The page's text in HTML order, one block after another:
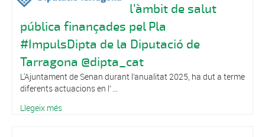
l’àmbit de salut
pública finançades pel Pla
#ImpulsDipta de la Diputació de
Tarragona @dipta_cat
L'Ajuntament de Senan durant l’anualitat 2025, ha dut a terme
diferents actuacions en l’ ...
Llegeix més